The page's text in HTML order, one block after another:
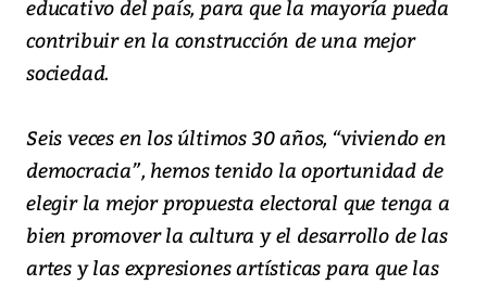
educativo del país, para que la mayoría pueda
contribuir en la construcción de una mejor
sociedad.
Seis veces en los últimos 30 años, “viviendo en
democracia”, hemos tenido la oportunidad de
elegir la mejor propuesta electoral que tenga a
bien promover la cultura y el desarrollo de las
artes y las expresiones artísticas para que las